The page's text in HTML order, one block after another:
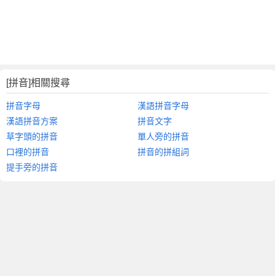
[拼音]相關搜尋
拼音字母
漢語拼音字母
漢語拼音方案
拼音文字
草字頭的拼音
單人旁的拼音
口裡的拼音
拼音的拼組詞
提手旁的拼音